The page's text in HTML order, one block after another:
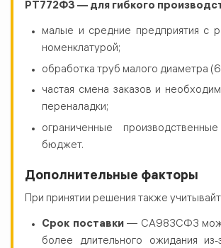
РТ772Ф3 — для гибкого
малые и средние предприятия с
номенклатурой;
обработка труб малого диаметра
частая смена заказов и
переналадки;
ограниченные
бюджет.
Дополнительные факторы
При принятии решения также
Срок поставки— СА983СФ3
более длительного ожидания